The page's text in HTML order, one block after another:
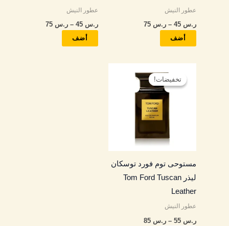
عطور النيش
ر.س – ر.س
أضف
صفحة
عطور النيش
ر.س – ر.س
أضف
صفحة
تخفيضات!
تخفيضات!
مستوحى توم فورد توسكان
ليذر Tom Ford Tuscan
Leather
عطور النيش
ر.س – ر.س
السعر:
من
خلال
العديد
من
الأشكال
لهذا
المنتج.
يمكن
اختيار
صفحة